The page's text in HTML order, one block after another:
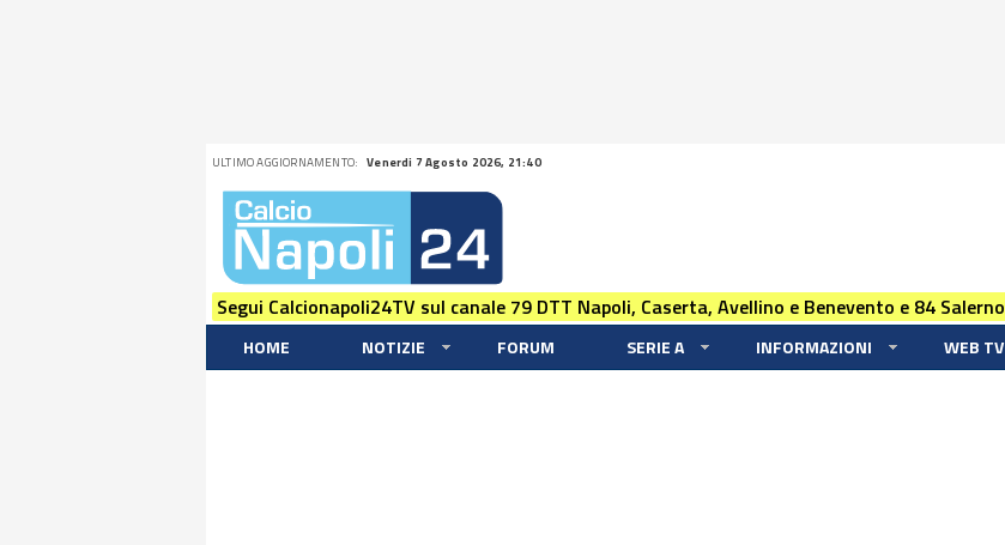
ULTIMO AGGIORNAMENTO: Venerdi 7 Agosto 2026, 21:40
Segui Calcionapoli24TV sul canale 79 DTT Napoli, Caserta, Avellino e Benevento e 84 Salerno
HOME NOTIZIE FORUM SERIE A INFORMAZIONI WEB TV